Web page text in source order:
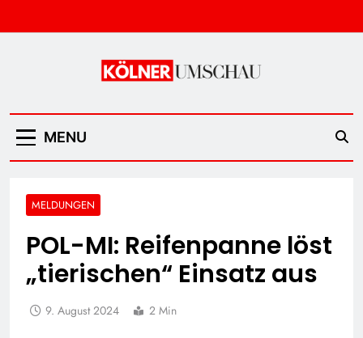
to
Kölner Umschau
MENU
MELDUNGEN
POL-MI: Reifenpanne löst
„tierischen“ Einsatz aus
9. August 2024 2 Min